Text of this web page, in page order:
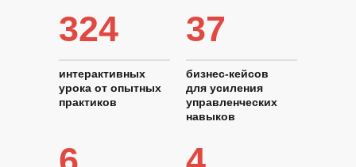
324
интерактивных
урока от опытных
практиков
37
бизнес-кейсов
для усиления
управленческих
навыков